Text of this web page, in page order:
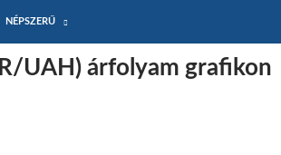
NÉPSZERŰ
UAH) árfolyam grafikon